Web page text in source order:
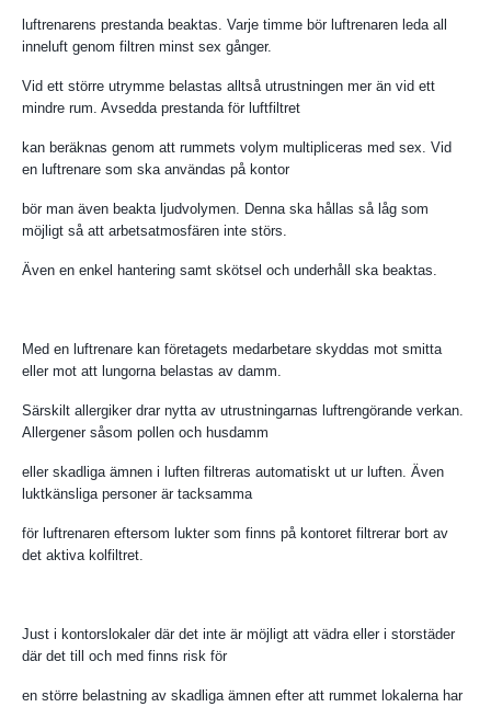
luftrenarens prestanda beaktas. Varje timme bör luftrenaren leda all
inneluft genom filtren minst sex gånger.
Vid ett större utrymme belastas alltså utrustningen mer än vid ett
mindre rum. Avsedda prestanda för luftfiltret
kan beräknas genom att rummets volym multipliceras med sex. Vid
en luftrenare som ska användas på kontor
bör man även beakta ljudvolymen. Denna ska hållas så låg som
möjligt så att arbetsatmosfären inte störs.
Även en enkel hantering samt skötsel och underhåll ska beaktas.
Med en luftrenare kan företagets medarbetare skyddas mot smitta
eller mot att lungorna belastas av damm.
Särskilt allergiker drar nytta av utrustningarnas luftrengörande verkan.
Allergener såsom pollen och husdamm
eller skadliga ämnen i luften filtreras automatiskt ut ur luften. Även
luktkänsliga personer är tacksamma
för luftrenaren eftersom lukter som finns på kontoret filtrerar bort av
det aktiva kolfiltret.
Just i kontorslokaler där det inte är möjligt att vädra eller i storstäder
där det till och med finns risk för
en större belastning av skadliga ämnen efter att rummet lokalerna har